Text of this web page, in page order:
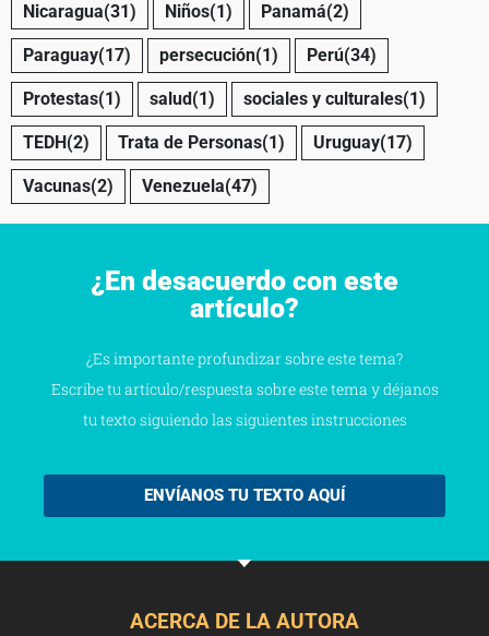
Nicaragua(31) Niños(1) Panamá(2)
Paraguay(17) persecución(1) Perú(34)
Protestas(1) salud (1) sociales y culturales(1)
TEDH (2) Trata de Personas(1) Uruguay(17)
Vacunas(2) Venezuela(47)
¿En desacuerdo con este
artículo?
¿Es importante profundizar sobre este tema?
Escribe tu artículo/respuesta sobre este tema y déjanos
tu texto siguiendo las siguientes instrucciones
ENVÍANOS TU TEXTO AQUÍ
ACERCA DE LA AUTORA